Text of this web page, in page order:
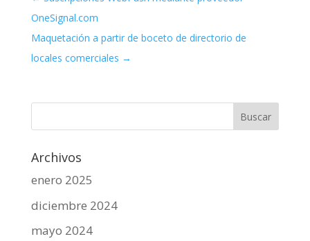
OneSignal.com
Maquetación a partir de boceto de directorio de
locales comerciales →
Archivos
enero 2025
diciembre 2024
mayo 2024